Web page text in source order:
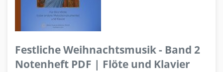
Festliche Weihnachtsmusik - Band 2
Notenheft PDF | Flöte und Klavier